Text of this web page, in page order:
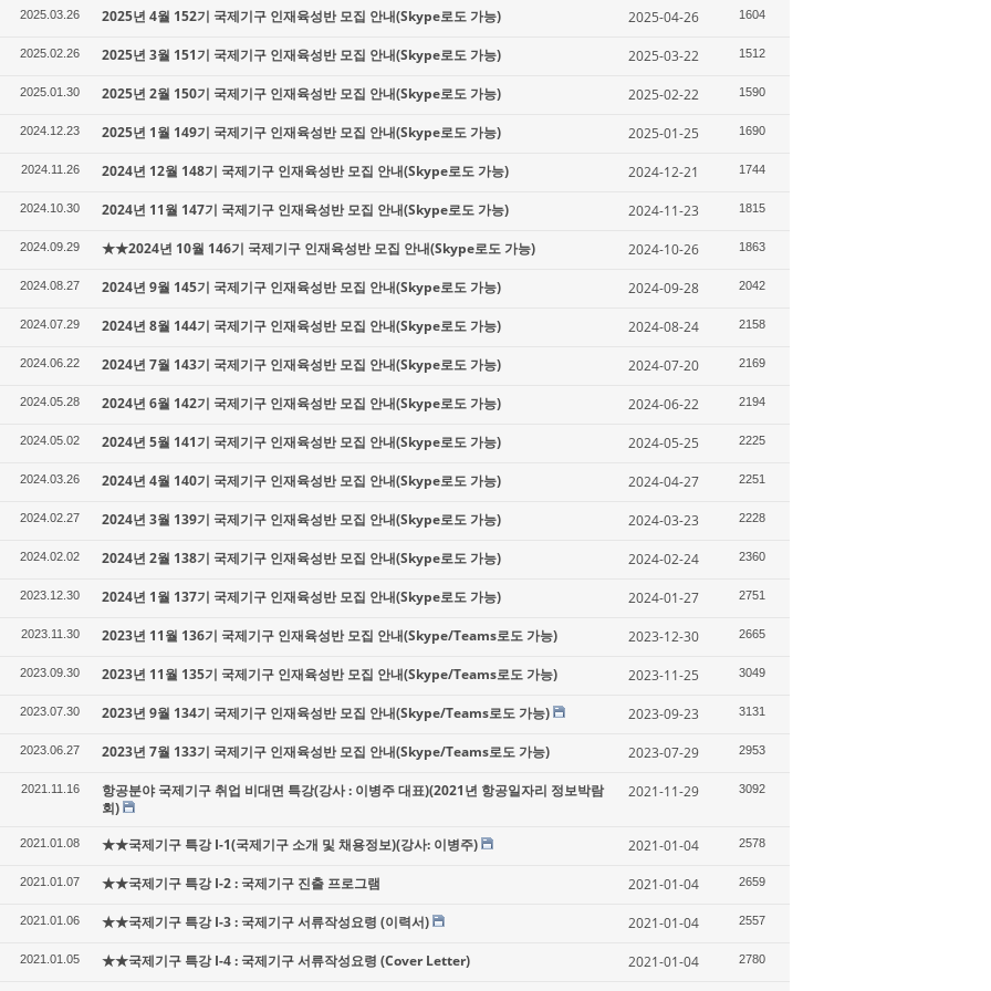
2025.03.26 2025년 4월 152기 국제기구 인재육성반 모집 안내(Skype로도 가능) 2025-04-26 1604
2025.02.26 2025년 3월 151기 국제기구 인재육성반 모집 안내(Skype로도 가능) 2025-03-22 1512
2025.01.30 2025년 2월 150기 국제기구 인재육성반 모집 안내(Skype로도 가능) 2025-02-22 1590
2024.12.23 2025년 1월 149기 국제기구 인재육성반 모집 안내(Skype로도 가능) 2025-01-25 1690
2024.11.26 2024년 12월 148기 국제기구 인재육성반 모집 안내(Skype로도 가능) 2024-12-21 1744
2024.10.30 2024년 11월 147기 국제기구 인재육성반 모집 안내(Skype로도 가능) 2024-11-23 1815
2024.09.29 ★★2024년 10월 146기 국제기구 인재육성반 모집 안내(Skype로도 가능) 2024-10-26 1863
2024.08.27 2024년 9월 145기 국제기구 인재육성반 모집 안내(Skype로도 가능) 2024-09-28 2042
2024.07.29 2024년 8월 144기 국제기구 인재육성반 모집 안내(Skype로도 가능) 2024-08-24 2158
2024.06.22 2024년 7월 143기 국제기구 인재육성반 모집 안내(Skype로도 가능) 2024-07-20 2169
2024.05.28 2024년 6월 142기 국제기구 인재육성반 모집 안내(Skype로도 가능) 2024-06-22 2194
2024.05.02 2024년 5월 141기 국제기구 인재육성반 모집 안내(Skype로도 가능) 2024-05-25 2225
2024.03.26 2024년 4월 140기 국제기구 인재육성반 모집 안내(Skype로도 가능) 2024-04-27 2251
2024.02.27 2024년 3월 139기 국제기구 인재육성반 모집 안내(Skype로도 가능) 2024-03-23 2228
2024.02.02 2024년 2월 138기 국제기구 인재육성반 모집 안내(Skype로도 가능) 2024-02-24 2360
2023.12.30 2024년 1월 137기 국제기구 인재육성반 모집 안내(Skype로도 가능) 2024-01-27 2751
2023.11.30 2023년 11월 136기 국제기구 인재육성반 모집 안내(Skype/Teams로도 가능) 2023-12-30 2665
2023.09.30 2023년 11월 135기 국제기구 인재육성반 모집 안내(Skype/Teams로도 가능) 2023-11-25 3049
2023.07.30 2023년 9월 134기 국제기구 인재육성반 모집 안내(Skype/Teams로도 가능) 2023-09-23 3131
2023.06.27 2023년 7월 133기 국제기구 인재육성반 모집 안내(Skype/Teams로도 가능) 2023-07-29 2953
2021.11.16
항공분야 국제기구 취업 비대면 특강(강사 : 이병주 대표)(2021년 항공일자리 정보박람
회)
2021-11-29 3092
2021.01.08 ★★국제기구 특강 I-1(국제기구 소개 및 채용정보)(강사: 이병주) 2021-01-04 2578
2021.01.07 ★★국제기구 특강 I-2 : 국제기구 진출 프로그램 2021-01-04 2659
2021.01.06 ★★국제기구 특강 I-3 : 국제기구 서류작성요령 (이력서) 2021-01-04 2557
2021.01.05 ★★국제기구 특강 I-4 : 국제기구 서류작성요령 (Cover Letter) 2021-01-04 2780